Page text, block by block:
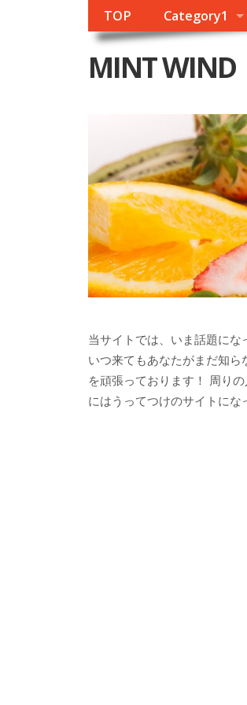
TOP Category1
MINT WIND
当サイトでは、いま話題にな
いつ来てもあなたがまだ知
を頑張っております！ 周り
にはうってつけのサイトにな